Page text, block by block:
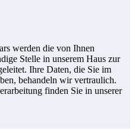
werden die von Ihnen
Stelle in unserem Haus zur
Ihre Daten, die Sie im
behandeln wir vertraulich.
finden Sie in unserer